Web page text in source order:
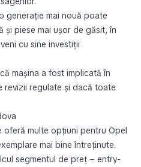
generație mai nouă poate
și piese mai ușor de găsit, în
cu sine investiții
mașina a fost implicată în
regulate și dacă toate
multe opțiuni pentru Opel
mai bine întreținute.
segmentul de preț – entry-